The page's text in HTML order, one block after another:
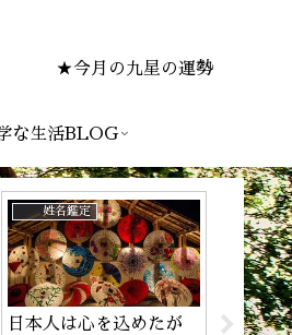
★今月の九星の運勢
な生活BLOG
姓名鑑定
日本人は心を込めたが
姓名
チャン